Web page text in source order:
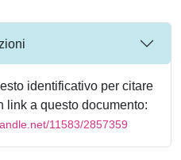
identificativo per citare
link a questo documento:
11583/2857359